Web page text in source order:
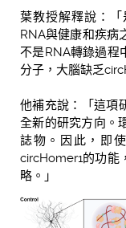
葉教授解釋說：
RNA與健康和疾病
不是RNA轉錄過程
分子，大腦缺乏
他補充說：「這項
全新的研究方向。
誌物。因此，即
circHomer1的功能
略。」